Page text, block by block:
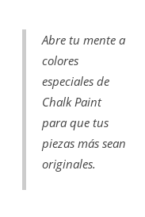
Abre tu mente a
colores
especiales de
Chalk Paint
para que tus
piezas más sean
originales.